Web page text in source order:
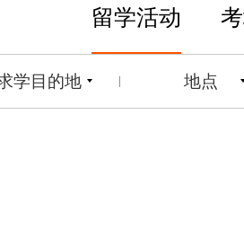
留学活动
学目的地 地点